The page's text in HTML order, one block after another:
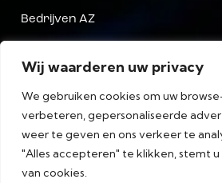
Wij waarderen uw privacy
We gebruiken cookies om uw
verbeteren, gepersonaliseerde
weer te geven en ons verkeer te
"Alles accepteren" te klikken, stemt
van cookies.
Bedrijven AZ
Privacy
algemene voorwaarden